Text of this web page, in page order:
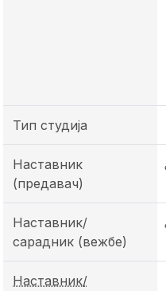
Тип студија
Наставник
(предавач)
Наставник/
сарадник (вежбе)
Наставник/